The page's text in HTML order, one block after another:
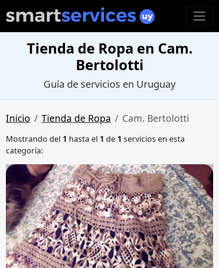
Tienda de Ropa en Cam.
Bertolotti
Guía de servicios en Uruguay
Inicio Tienda de Ropa Cam. Bertolotti
Mostrando del 1 hasta el 1 de 1 servicios en esta
categoría: